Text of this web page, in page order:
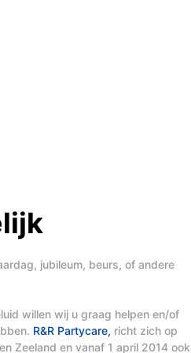
jubileum, beurs, of andere
willen wij u graag helpen en/of
R&R Partycare, richt zich op
Zeeland en vanaf 1 april 2014 ook